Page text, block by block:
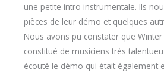
une petite intro instrumentale. Ils
pièces de leur démo et quelques
Nous avons pu constater que
constitué de musiciens très
écouté le démo qui était également